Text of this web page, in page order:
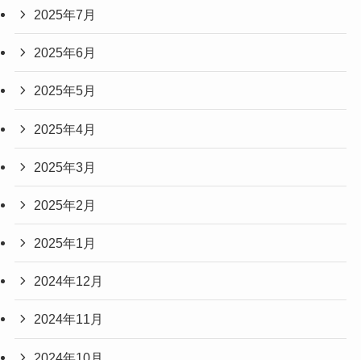
2025年7月
2025年6月
2025年5月
2025年4月
2025年3月
2025年2月
2025年1月
2024年12月
2024年11月